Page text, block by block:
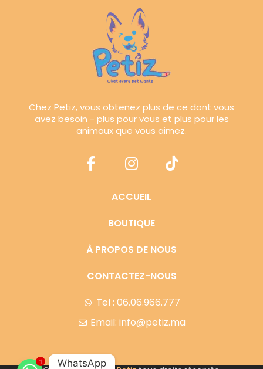
Chez Petiz, vous obtenez plus de ce dont vous
avez besoin - plus pour vous et plus pour les
animaux que vous aimez.
ACCUEIL
BOUTIQUE
À PROPOS DE NOUS
CONTACTEZ-NOUS
Tel : 06.06.966.777
Email: info@petiz.ma
1 WhatsApp